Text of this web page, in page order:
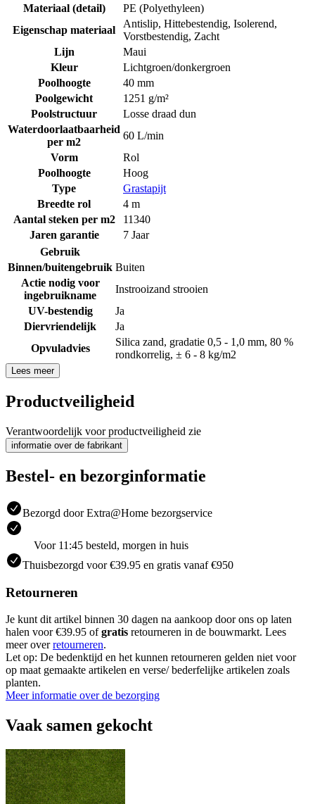
Materiaal (detail)
PE (Polyethyleen)
Eigenschap materiaal
Antislip, Hittebestendig, Isolerend,
Vorstbestendig, Zacht
Lijn
Maui
Kleur
Lichtgroen/donkergroen
Poolhoogte
40 mm
Poolgewicht
1251 g/m²
Poolstructuur
Losse draad dun
Waterdoorlaatbaarheid
per m2
60 L/min
Vorm
Rol
Poolhoogte
Hoog
Type
Grastapijt
Breedte rol
4 m
Aantal steken per m2
11340
Jaren garantie
7 Jaar
Gebruik
Binnen/buitengebruik Buiten
Actie nodig voor
ingebruikname
Instrooizand strooien
UV-bestendig
Ja
Diervriendelijk
Ja
Opvuladvies
Silica zand, gradatie 0,5 - 1,0 mm, 80 %
rondkorrelig, ± 6 - 8 kg/m2
Lees meer
Productveiligheid
Verantwoordelijk voor productveiligheid zie
informatie over de fabrikant
Bestel- en bezorginformatie
Bezorgd door Extra@Home bezorgservice
Voor 11:45 besteld, morgen in huis
Thuisbezorgd voor €39.95 en gratis vanaf €950
Retourneren
Je kunt dit artikel binnen 30 dagen na aankoop door ons op laten
halen voor €39.95 ofgratis retourneren in de bouwmarkt. Lees
meer overretourneren.
Let op: De bedenktijd en het kunnen retourneren gelden niet voor
op maat gemaakte artikelen en verse/ bederfelijke artikelen zoals
planten.
Meer informatie over de bezorging
Vaak samen gekocht